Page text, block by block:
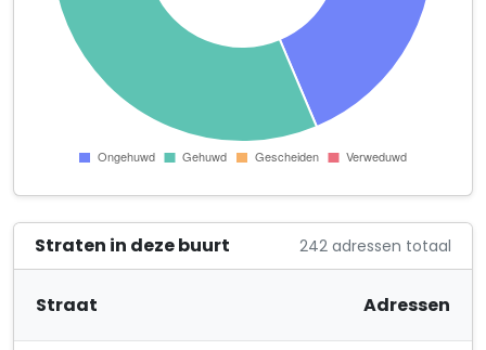
LIEVS Holding B.V.
Dorstseweg 34
MaxWood
Woestenbergseweg 1 A
Melkveebedrijf W.J.A. Janssens
Lage Aard 6
Mila Rental B.V.
Gilzeweg 15
Straten in deze buurt 242 adressen totaal
Straat Adressen